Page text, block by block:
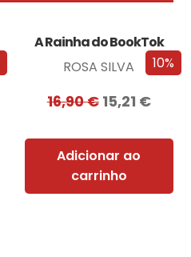
10%
A Rainha do BookTok
ROSA SILVA
16,90€ 15,21 €
Adicionar ao
carrinho